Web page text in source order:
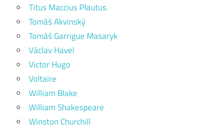
Titus Maccius Plautus.
Tomáš Akvinský
Tomáš Garrigue Masaryk
Václav Havel
Victor Hugo
Voltaire
William Blake
William Shakespeare
Winston Churchill